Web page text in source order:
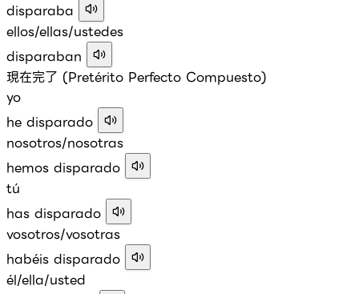
disparaba
ellos/ellas/ustedes
disparaban
現在完了 (Pretérito Perfecto Compuesto)
yo
he disparado
nosotros/nosotras
hemos disparado
tú
has disparado
vosotros/vosotras
habéis disparado
él/ella/usted